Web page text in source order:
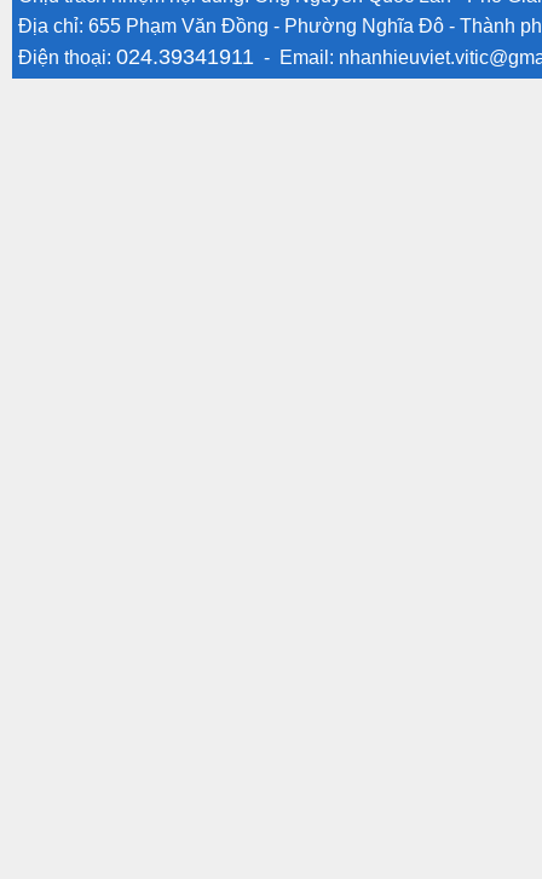
Địa chỉ: 655 Phạm Văn Đồng - Phường Nghĩa Đô - Thành
Điện thoại: 024.39341911 - Email: